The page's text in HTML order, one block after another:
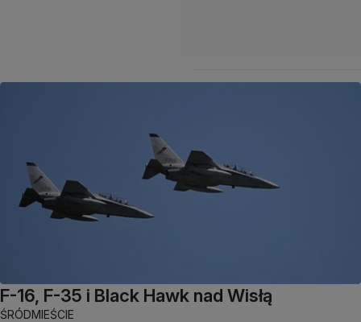
F-16, F-35 i Black Hawk nad Wisłą
ŚRÓDMIEŚCIE